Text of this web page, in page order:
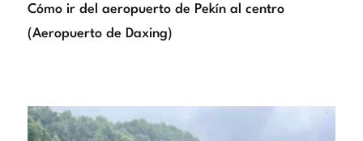
Cómo ir del aeropuerto de Pekín al centro
(Aeropuerto de Daxing)